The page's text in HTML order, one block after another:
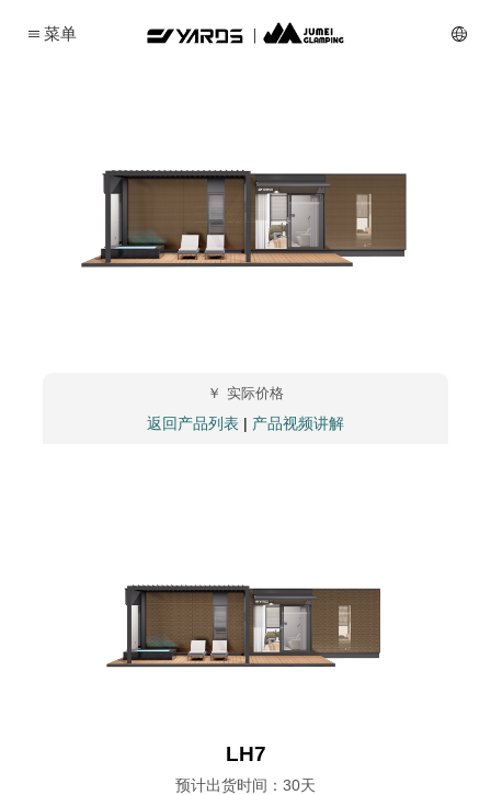
菜单
￥ 实际价格
返回产品列表 | 产品视频讲解
LH7
预计出货时间：30天